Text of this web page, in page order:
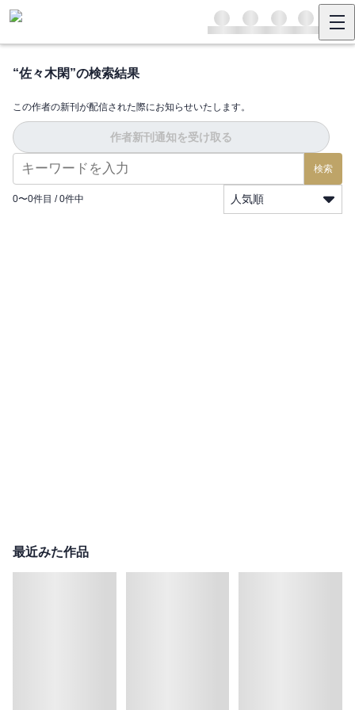
“佐々木閑”の検索結果
この作者の新刊が配信された際にお知らせいたします。
作者新刊通知を受け取る
検索
0〜0件目 / 0件中 人気順
最近みた作品